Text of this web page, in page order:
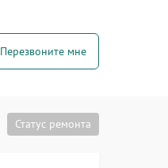
Перезвоните мне
Статус ремонта